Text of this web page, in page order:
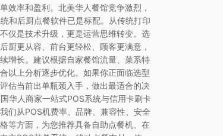
效率和盈利。北美华人餐馆竞争激烈，
和后厨点餐软件已是标配。从传统打印
仅是技术升级，更是运营思维转变。选
厨更从容、前台更轻松、顾客更满意，
增长。建议根据自家餐馆流量、菜系特
以上分析逐步优化。如果你正面临选型
估当前出单瓶颈入手，做出最适合的决
华人商家一站式POS系统与信用卡刷卡
们从POS机费率、品牌、兼容性、安全
等方面，为您推荐具备自助点餐机、在